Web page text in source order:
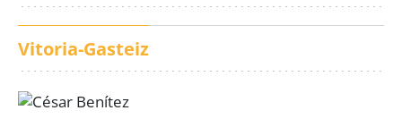
Vitoria-Gasteiz